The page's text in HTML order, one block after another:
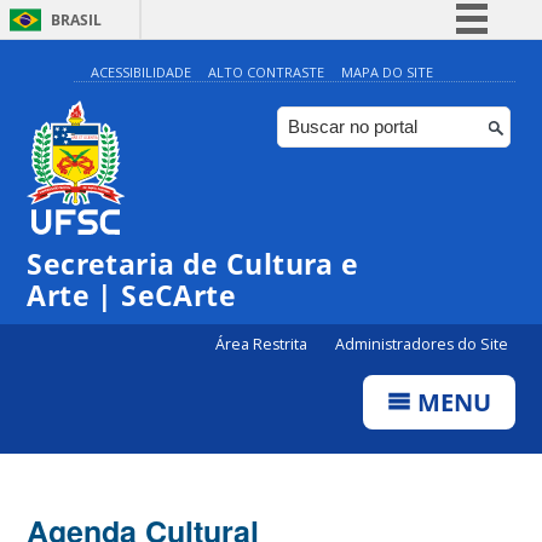
BRASIL
Simplifique!
Comunica BR
Participe
ACESSIBILIDADE ALTO CONTRASTE MAPA DO SITE
Secretaria de Cultura e
Arte | SeCArte
Área Restrita Administradores do Site
MENU
Agenda Cultural